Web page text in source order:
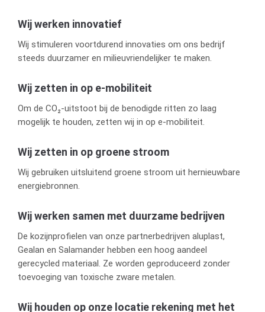
Wij werken innovatief
Wij stimuleren voortdurend innovaties om ons bedrijf
steeds duurzamer en milieuvriendelijker te maken.
Wij zetten in op e-mobiliteit
Om de CO₂-uitstoot bij de benodigde ritten zo laag
mogelijk te houden, zetten wij in op e-mobiliteit.
Wij zetten in op groene stroom
Wij gebruiken uitsluitend groene stroom uit hernieuwbare
energiebronnen.
Wij werken samen met duurzame bedrijven
De kozijnprofielen van onze partnerbedrijven aluplast,
Gealan en Salamander hebben een hoog aandeel
gerecycled materiaal. Ze worden geproduceerd zonder
toevoeging van toxische zware metalen.
Wij houden op onze locatie rekening met het